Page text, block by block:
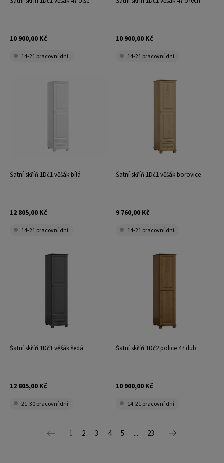
10 900,00 Kč
14-21 pracovní dní
10 900,00 Kč
14-21 pracovní dní
Šatní skříň 1Dč1 věšák bílá
12 805,00 Kč
14-21 pracovní dní
Šatní skříň 1Dč1 věšák borovice
9 760,00 Kč
14-21 pracovní dní
Šatní skříň 1Dč1 věšák šedá
12 805,00 Kč
21-30 pracovní dní
Šatní skříň 1Dč2 police 47 dub
10 900,00 Kč
14-21 pracovní dní
1 2 3 4 5 ... 23